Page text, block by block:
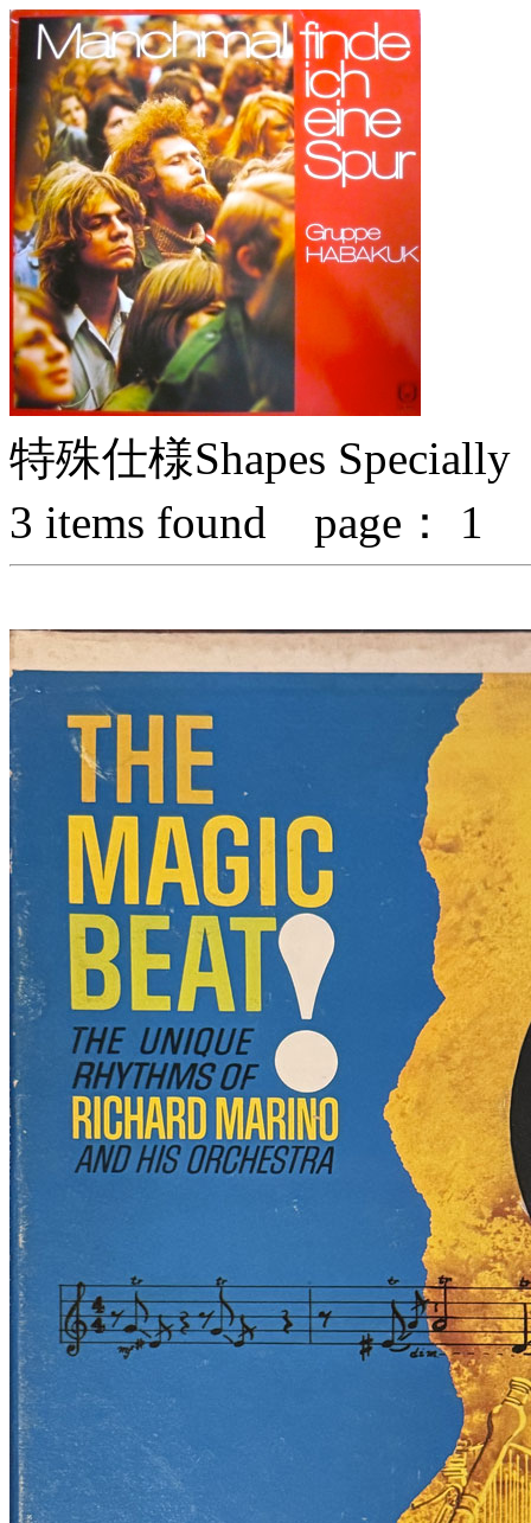
特殊仕様Shapes Specially
3 items found page： 1